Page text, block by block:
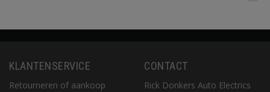
KLANTENSERVICE
Retourneren of aankoop
CONTACT
Rick Donkers Auto Electrics